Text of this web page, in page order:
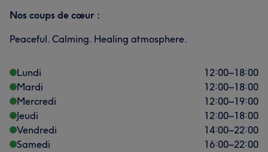
Nos coups de cœur :
Peaceful. Calming. Healing atmosphere.
Lundi 12:00–18:00
Mardi
12:00–18:00
Mercredi
12:00–19:00
Jeudi
12:00–18:00
Vendredi
14:00–22:00
Samedi
16:00–22:00